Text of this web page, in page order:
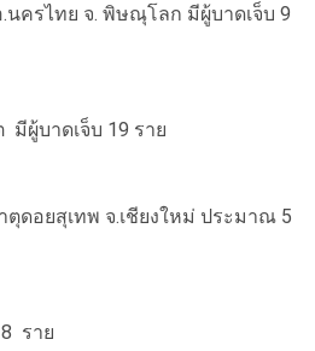
นครไทย จ. พิษณุโลก มีผู้บาดเจ็บ 9
ผู้บาดเจ็บ 19 ราย
ดอยสุเทพ จ.เชียงใหม่ ประมาณ 5
ราย